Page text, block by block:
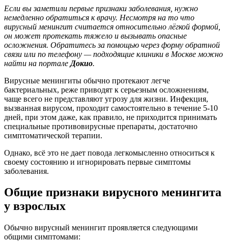
Если вы заметили первые признаки заболевания, нужно
немедленно обратиться к врачу. Несмотря на то что
вирусный менингит считается относительно лёгкой формой,
он может протекать тяжело и вызывать опасные
осложнения. Обратитесь за помощью через форму обратной
связи или по телефону — подходящие клиники в Москве можно
найти на портале Докио.
Вирусные менингиты обычно протекают легче
бактериальных, реже приводят к серьезным осложнениям,
чаще всего не представляют угрозу для жизни. Инфекция,
вызванная вирусом, проходит самостоятельно в течение 5-10
дней, при этом даже, как правило, не приходится принимать
специальные противовирусные препараты, достаточно
симптоматической терапии.
Однако, всё это не дает повода легкомысленно относиться к
своему состоянию и игнорировать первые симптомы
заболевания.
Общие признаки вирусного менингита
у взрослых
Обычно вирусный менингит проявляется следующими
общими симптомами: